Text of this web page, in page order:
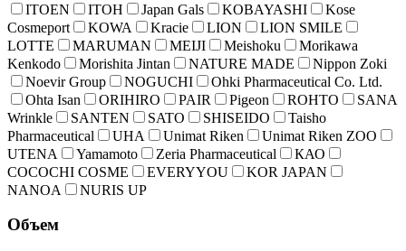
ITOEN
ITOH Japan Gals KOBAYASHI
Kose
Cosmeport
KOWA Kracie LION
LION SMILE
LOTTE
MARUMAN MEIJI Meishoku
Morikawa
Kenkodo
Morishita Jintan NATURE MADE
Nippon Zoki
Noevir Group
NOGUCHI
Ohki Pharmaceutical Co. Ltd.
Ohta Isan
ORIHIRO PAIR Pigeon ROHTO
SANA
Wrinkle
SANTEN SATO SHISEIDO
Taisho
Pharmaceutical
UHA Unimat Riken
Unimat Riken ZOO
UTENA
Yamamoto Zeria Pharmaceutical
КАО
COCOCHI COSME
EVERYYOU
KOR JAPAN
NANOA
NURIS UP
Объем